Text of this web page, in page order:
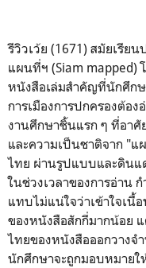
รีวิวเว้ย (1671) สมัยเรีย
แผนที่ฯ (Siam mapped)
หนังสือเล่มสำคัญที่นักศึกษ
การเมืองการปกครองต้อ
งานศึกษาชิ้นแรก ๆ ที่อาศั
และความเป็นชาติจาก "แ
ไทย ผ่านรูปแบบและดิน
ในช่วงเวลาของการอ่าน
แทบไม่แน่ใจว่าเข้าใจเนื้
ของหนังสือสักกี่มากน้อย
ไทยของหนังสือออกวาง
นักศึกษาจะถูกมอบหมายใ